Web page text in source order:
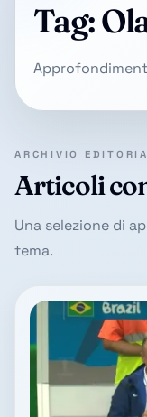
Tag:
ARCHIVIO
Articoli
Una selezione di
tema.